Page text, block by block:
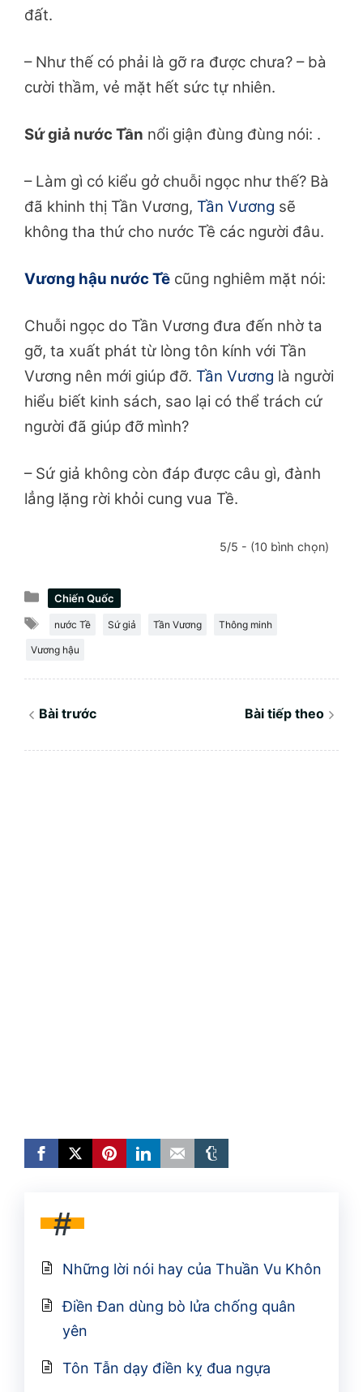
đất.
– Như thế có phải là gỡ ra được chưa? – bà
cười thầm, vẻ mặt hết sức tự nhiên.
Sứ giả nước Tần nổi giận đùng đùng nói: .
– Làm gì có kiểu gở chuỗi ngọc như thế? Bà
đã khinh thị Tần Vương, Tần Vương sẽ
không tha thứ cho nước Tề các người đâu.
Vương hậu nước Tề cũng nghiêm mặt nói:
Chuỗi ngọc do Tần Vương đưa đến nhờ ta
gỡ, ta xuất phát từ lòng tôn kính với Tần
Vương nên mới giúp đỡ. Tần Vương là người
hiểu biết kinh sách, sao lại có thể trách cứ
người đã giúp đỡ mình?
– Sứ giả không còn đáp được câu gì, đành
lẳng lặng rời khỏi cung vua Tề.
5/5 - (10 bình chọn)
Danh
mục
Chiến Quốc
Thẻ
nước Tề Sứ giả Tần Vương Thông minh
Vương hậu
#
Những lời nói hay của Thuần Vu Khôn
Điền Đan dùng bò lửa chống quân
yên
Tôn Tẫn dạy điền kỵ đua ngựa